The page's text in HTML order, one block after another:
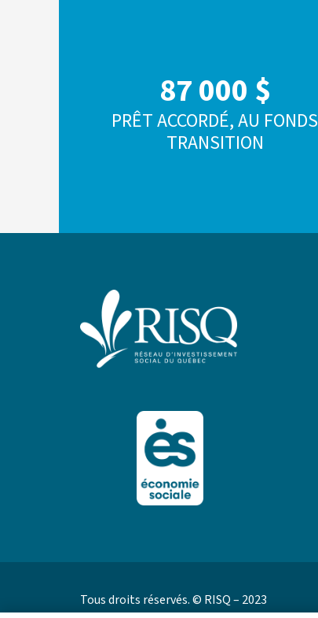
87 000 $
PRÊT ACCORDÉ, AU FONDS
TRANSITION
Tous droits réservés. © RISQ – 2023